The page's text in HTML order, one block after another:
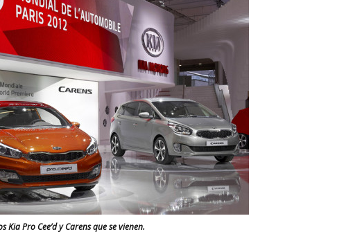
Kia Pro Cee’d y Carens que se vienen.